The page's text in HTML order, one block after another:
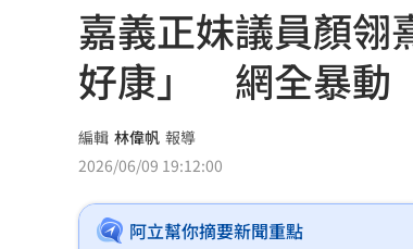
張韶涵來了！悲慟現身化妝師
議員：台中宣導AI圖，主管機關
高檢署主任轟「雞同鴨講」 黃
東發號遭灌負評破2萬則！老饕
天后化妝師告別式 江蕙、張惠
嘉義正妹議員顏翎
好康」 網全暴動
編輯 林偉帆 報導
2026/06/09 19:12:00
阿立幫你摘要新聞重點